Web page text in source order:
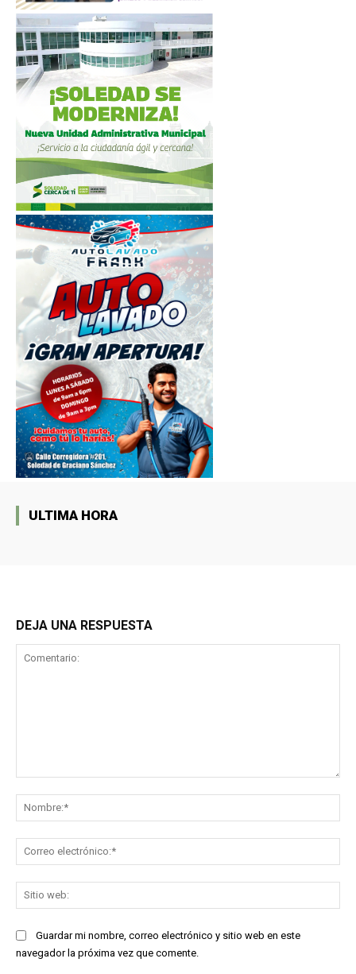
ULTIMA HORA
DEJA UNA RESPUESTA
Guardar mi nombre, correo electrónico y sitio web en este
navegador la próxima vez que comente.